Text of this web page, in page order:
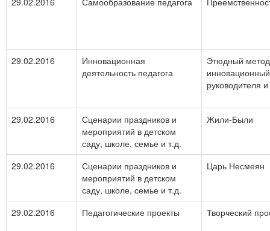
29.02.2016
Инновационная
деятельность педагога
Этюдный метод
руководителя
29.02.2016
Сценарии праздников и
мероприятий в детском
саду, школе, семье и т.д.
Жили-Были
29.02.2016
Сценарии праздников и
мероприятий в детском
саду, школе, семье и т.д.
Царь Несмеян
29.02.2016 Педагогические проекты Творческий